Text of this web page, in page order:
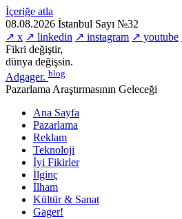
İçeriğe atla
08.08.2026 İstanbul Sayı №32
↗ x ↗ linkedin ↗ instagram ↗ youtube
Fikri değiştir,
dünya değişsin.
Adgager. blog
Pazarlama Araştırmasının Geleceği
Ana Sayfa
Pazarlama
Reklam
Teknoloji
İyi Fikirler
İlginç
İlham
Kültür & Sanat
Gager!